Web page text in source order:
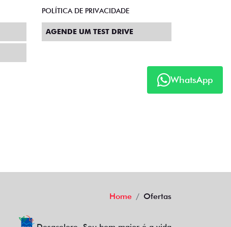
WhatsApp
POLÍTICA DE PRIVACIDADE
AGENDE UM TEST DRIVE
Home Ofertas